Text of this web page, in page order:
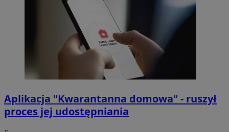
Aplikacja "Kwarantanna domowa" - ruszył
proces jej udostępniania